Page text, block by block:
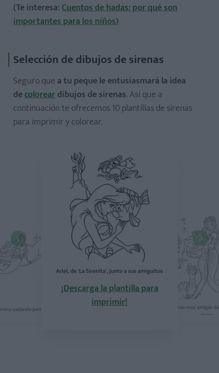
(Te interesa:Cuentos de hadas: por qué son
importantes para los niños)
Selección de dibujos de sirenas
Seguro que a tu peque le entusiasmará la idea
decoloreardibujos de sirenas. Así que a
continuación te ofrecemos 10 plantillas de sirenas
para imprimir y colorear.
¡Descarga la plantilla para
imprimir!